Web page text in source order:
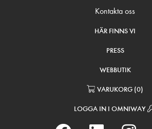
Kontakta oss
HÄR FINNS VI
PRESS
WEBBUTIK
VARUKORG (0)
LOGGA IN I OMNIWAY